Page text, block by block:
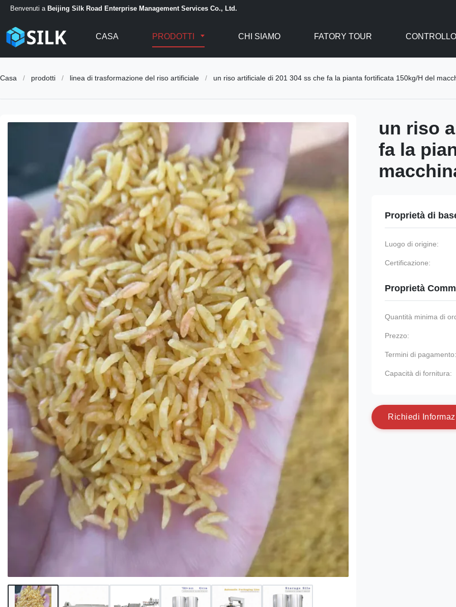
Benvenuti a Beijing Silk Road Enterprise Management Services Co., Ltd.
CASA PRODOTTI CHI SIAMO FATORY TOUR
Casa / prodotti / linea di trasformazione del riso artificiale / un riso artificiale di 201 304 ss che fa la pianta fortificata 150kg/H del
un riso
fa la
Proprietà di
Luogo di origine:
Certificazione:
Proprietà
Quantità minima di
Prezzo:
Termini di pagamento:
Capacità di fornitura:
Richied i nformaz